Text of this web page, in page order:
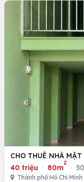
CHO THUÊ NHÀ
40 triệu · 80m
2
·
Thành phố Hồ Chí Minh